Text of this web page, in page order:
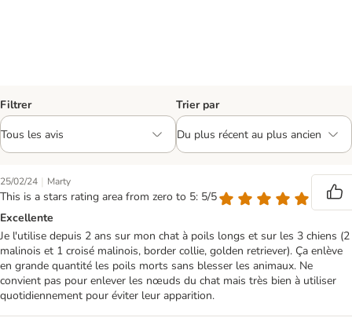
Filtrer Trier par
25/02/24 | Marty
This is a stars rating area from zero to 5: 5/5
Excellente
Je l'utilise depuis 2 ans sur mon chat à poils longs et sur les 3 chiens (2
malinois et 1 croisé malinois, border collie, golden retriever). Ça enlève
en grande quantité les poils morts sans blesser les animaux. Ne
convient pas pour enlever les nœuds du chat mais très bien à utiliser
quotidiennement pour éviter leur apparition.